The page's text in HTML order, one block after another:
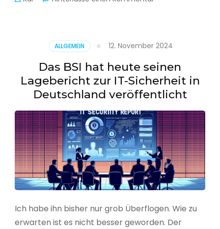
aus
CSV
erstellen
ALLGEMEIN 12. November 2024
Das BSI hat heute seinen
Lagebericht zur IT-Sicherheit in
Deutschland veröffentlicht
Ich habe ihn bisher nur grob Überflogen. Wie zu
erwarten ist es nicht besser geworden. Der